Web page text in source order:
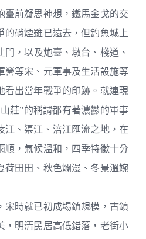
臺前凝思神想，鐵馬金戈的交
的硝煙雖已遠去，但釣魚城上
門，以及炮臺、墩台、棧道、
營等宋、元軍事及生活設施等
看出當年戰爭的印跡。就連現
莊”的稱謂都有著濃鬱的軍事
江、渠江、涪江匯流之地，在
順，氣候溫和，四季特徵十分
荷田田、秋色爛漫、冬景溫婉
宋時就已初成場鎮規模，古鎮
，明清民居高低錯落，老街小